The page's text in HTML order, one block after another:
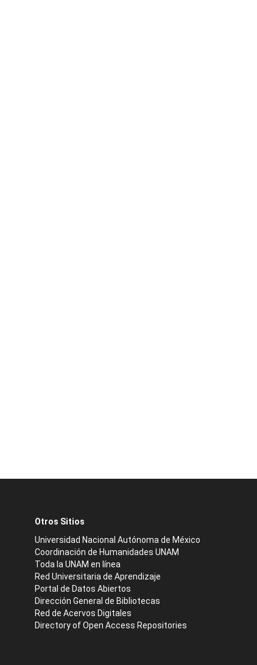
Otros Sitios
Universidad Nacional Autónoma de México
Coordinación de Humanidades UNAM
Toda la UNAM en línea
Red Universitaria de Aprendizaje
Portal de Datos Abiertos
Dirección General de Bibliotecas
Red de Acervos Digitales
Directory of Open Access Repositories